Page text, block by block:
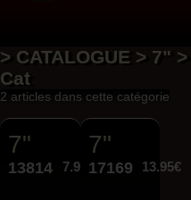
> CATALOGUE > 7"
Cat
2 articles dans cette catégorie
7"
13814 7.95€
7"
17169 13.95€